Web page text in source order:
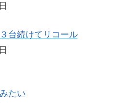
台続けてリコール
たい